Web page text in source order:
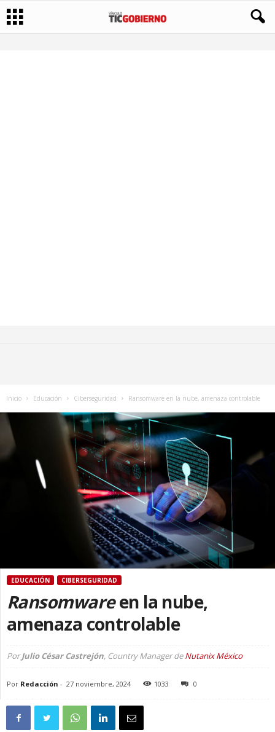
Inicio Educación Ciberseguridad Ransomware en la nube, amenaza controlable
EDUCACIÓN CIBERSEGURIDAD
Ransomwareen la nube,
amenaza controlable
PorJulio César Castrejón, Country Manager deNutanix México
Por Redacción - 27 noviembre, 2024 1033 0